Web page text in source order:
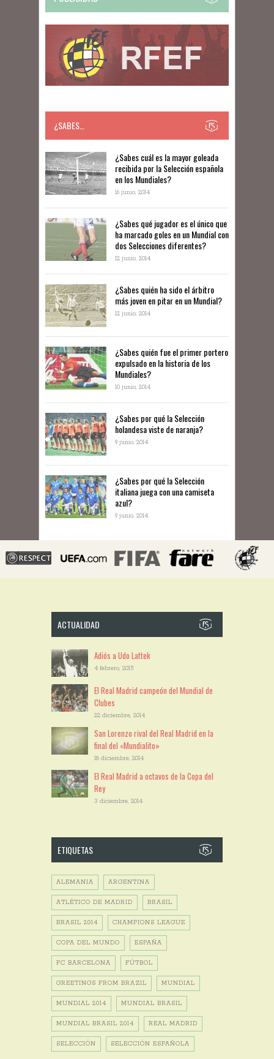
¿SABES…
​​¿Sabes cuál es la mayor goleada
recibida por la Selección española
en los Mundiales?
16 junio, 2014
¿Sabes qué jugador es el único que
ha marcado goles en un Mundial con
dos Selecciones diferentes?
12 junio, 2014
¿Sabes quién ha sido el árbitro
más joven en pitar en un Mundial?
12 junio, 2014
¿Sabes quién fue el primer portero
expulsado en la historia de los
Mundiales?
10 junio, 2014
​¿Sabes por qué la Selección
holandesa viste de naranja?
9 junio, 2014
¿Sabes por qué la Selección
italiana juega con una camiseta
azul?
9 junio, 2014
ACTUALIDAD
Adiós a Udo Lattek
4 febrero, 2015
El Real Madrid campeón del Mundial de
Clubes
22 diciembre, 2014
San Lorenzo rival del Real Madrid en la
final del «Mundialito»
18 diciembre, 2014
El Real Madrid a octavos de la Copa del
Rey
3 diciembre, 2014
ETIQUETAS
ALEMANIA ARGENTINA
ATLÉTICO DE MADRID BRASIL
BRASIL 2014 CHAMPIONS LEAGUE
COPA DEL MUNDO ESPAÑA
FC BARCELONA FÚTBOL
GREETINGS FROM BRAZIL MUNDIAL
MUNDIAL 2014 MUNDIAL BRASIL
MUNDIAL BRASIL 2014 REAL MADRID
SELECCIÓN SELECCIÓN ESPAÑOLA